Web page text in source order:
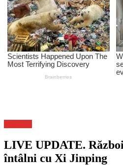
LIVE UPDATE.
întâlni cu Xi Jinping